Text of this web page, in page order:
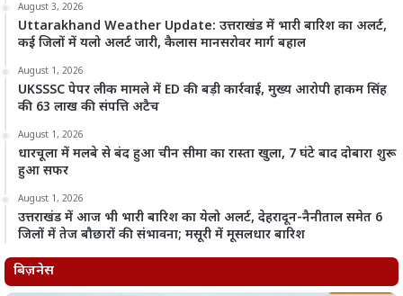
August 3, 2026
Uttarakhand Weather Update: उत्तराखंड में भारी बारिश का अलर्ट,
कई जिलों में यलो अलर्ट जारी, कैलास मानसरोवर मार्ग बहाल
August 1, 2026
UKSSSC पेपर लीक मामले में ED की बड़ी कार्रवाई, मुख्य आरोपी हाकम सिंह
की 63 लाख की संपत्ति अटैच
August 1, 2026
धारचूला में मलबे से बंद हुआ चीन सीमा का रास्ता खुला, 7 घंटे बाद दोबारा शुरू
हुआ सफर
August 1, 2026
उत्तराखंड में आज भी भारी बारिश का येलो अलर्ट, देहरादून-नैनीताल समेत 6
जिलों में तेज बौछारों की संभावना; मसूरी में मूसलधार बारिश
बिज़नेस